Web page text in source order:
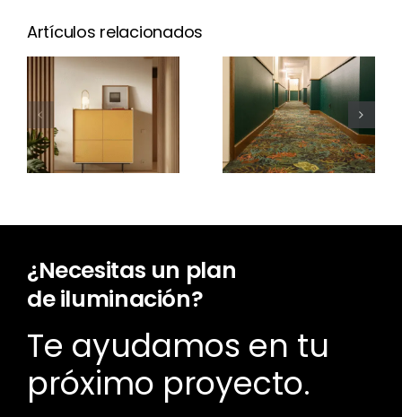
Artículos relacionados
Nuevo Aura
Open
Frame
Cotlin
Carpet:
alfombras
en
Worldlight
¿Necesitas un plan
de iluminación?
Te ayudamos en tu
próximo proyecto.